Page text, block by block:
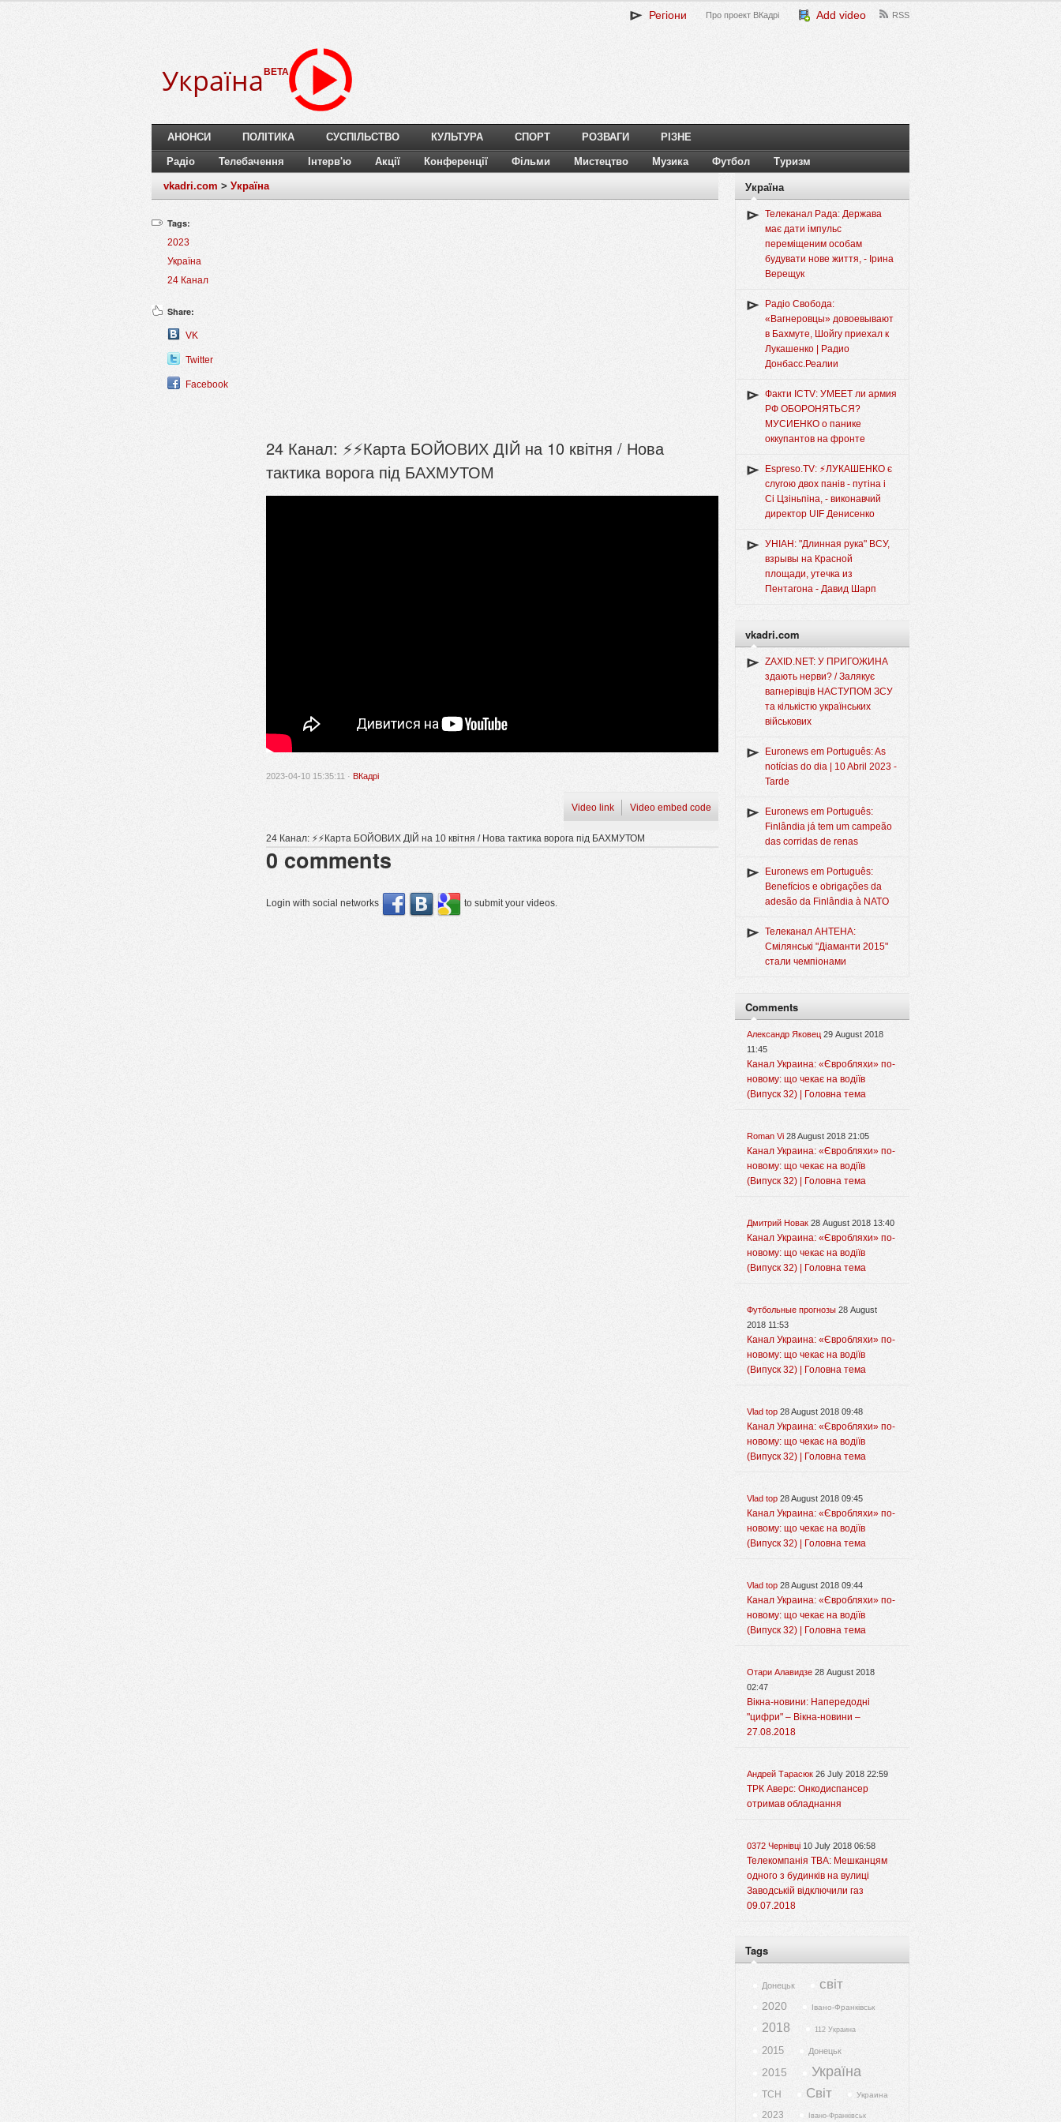
Регіони Про проект ВКадрі Add video RSS
Україна BETA
АНОНСИ ПОЛІТИКА СУСПІЛЬСТВО КУЛЬТУРА СПОРТ РОЗВАГИ РІЗНЕ
Радіо Телебачення Інтерв'ю Акції Конференції Фільми Мистецтво Музика Футбол Туризм
vkadri.com > Україна
Tags:
2023
Україна
24 Канал
Share:
VK
Twitter
Facebook
24 Канал: ⚡️⚡️Карта БОЙОВИХ ДІЙ на 10 квітня / Нова
тактика ворога під БАХМУТОМ
2023-04-10 15:35:11 · ВКадрі
Video link Video embed code
24 Канал: ⚡️⚡️Карта БОЙОВИХ ДІЙ на 10 квітня / Нова тактика ворога під БАХМУТОМ
0 comments
Login with social networks to submit your videos.
Україна
Телеканал Рада: Держава
має дати імпульс
переміщеним особам
будувати нове життя, - Ірина
Верещук
Радіо Свобода:
«Вагнеровцы» довоевывают
в Бахмуте, Шойгу приехал к
Лукашенко | Радио
Донбасс.Реалии
Факти ICTV: УМЕЕТ ли армия
РФ ОБОРОНЯТЬСЯ?
МУСИЕНКО о панике
оккупантов на фронте
Espreso.TV: ⚡ЛУКАШЕНКО є
слугою двох панів - путіна і
Сі Цзіньпіна, - виконавчий
директор UIF Денисенко
УНІАН: "Длинная рука" ВСУ,
взрывы на Красной
площади, утечка из
Пентагона - Давид Шарп
vkadri.com
ZAXID.NET: У ПРИГОЖИНА
здають нерви? / Залякує
вагнерівців НАСТУПОМ ЗСУ
та кількістю українських
військових
Euronews em Português: As
notícias do dia | 10 Abril 2023 -
Tarde
Euronews em Português:
Finlândia já tem um campeão
das corridas de renas
Euronews em Português:
Benefícios e obrigações da
adesão da Finlândia à NATO
Телеканал АНТЕНА:
Смілянські "Діаманти 2015"
стали чемпіонами
Comments
Александр Яковец 29 August 2018
11:45
Канал Украина: «Євробляхи» по-
новому: що чекає на водіїв
(Випуск 32) | Головна тема
Roman Vi 28 August 2018 21:05
Канал Украина: «Євробляхи» по-
новому: що чекає на водіїв
(Випуск 32) | Головна тема
Дмитрий Новак 28 August 2018 13:40
Канал Украина: «Євробляхи» по-
новому: що чекає на водіїв
(Випуск 32) | Головна тема
Футбольные прогнозы 28 August
2018 11:53
Канал Украина: «Євробляхи» по-
новому: що чекає на водіїв
(Випуск 32) | Головна тема
Vlad top 28 August 2018 09:48
Канал Украина: «Євробляхи» по-
новому: що чекає на водіїв
(Випуск 32) | Головна тема
Vlad top 28 August 2018 09:45
Канал Украина: «Євробляхи» по-
новому: що чекає на водіїв
(Випуск 32) | Головна тема
Vlad top 28 August 2018 09:44
Канал Украина: «Євробляхи» по-
новому: що чекає на водіїв
(Випуск 32) | Головна тема
Отари Алавидзе 28 August 2018
02:47
Вікна-новини: Напередодні
"цифри" – Вікна-новини –
27.08.2018
Андрей Тарасюк 26 July 2018 22:59
ТРК Аверс: Онкодиспансер
отримав обладнання
0372 Чернівці 10 July 2018 06:58
Телекомпанія ТВА: Мешканцям
одного з будинків на вулиці
Заводській відключили газ
09.07.2018
Tags
Донецьк світ
2020 Івано-Франківськ
2018 112 Украина
2015 Донецьк
2015 Україна
ТСН Світ Украина
2023 Івано-Франківськ